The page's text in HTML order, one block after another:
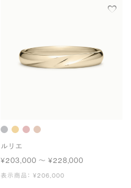
ルリエ
¥203,000 〜 ¥228,000
表示商品： ¥206,000